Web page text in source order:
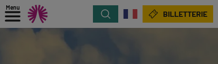
Menu
Rechercher BILLETTERIE